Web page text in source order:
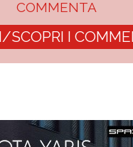
COMMENTA
SCOPRI I